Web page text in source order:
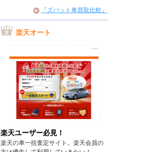
『ズバット車買取比較』
楽天オート
楽天ユーザー必見！
楽天の車一括査定サイト。楽天会員の